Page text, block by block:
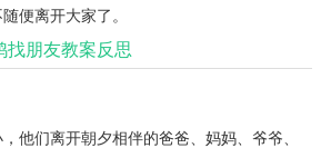
便离开大家了。
朋友教案反思
们离开朝夕相伴的爸爸、妈妈、爷爷、